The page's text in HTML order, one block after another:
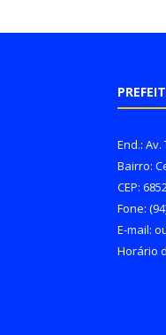
End.:
Bairro:
CEP:
Fone:
E-mail:
Horário